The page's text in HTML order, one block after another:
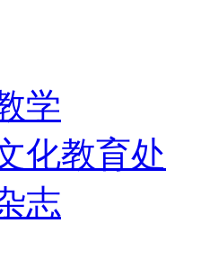
学
化教育处
志